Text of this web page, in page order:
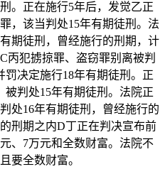
。正在施行5年后，发觉乙正
，该当判处15年有期徒刑。法
期徒刑，曾经施行的刑期，计
丙犯掳掠罪、盗窃罪别离被判
罚决定施行18年有期徒刑。正
判处15年有期徒刑。法院正
处16年有期徒刑，曾经施行的
刑期之内D丁正在判决宣布前
、7万元和全数财富。法院不
要全数财富。